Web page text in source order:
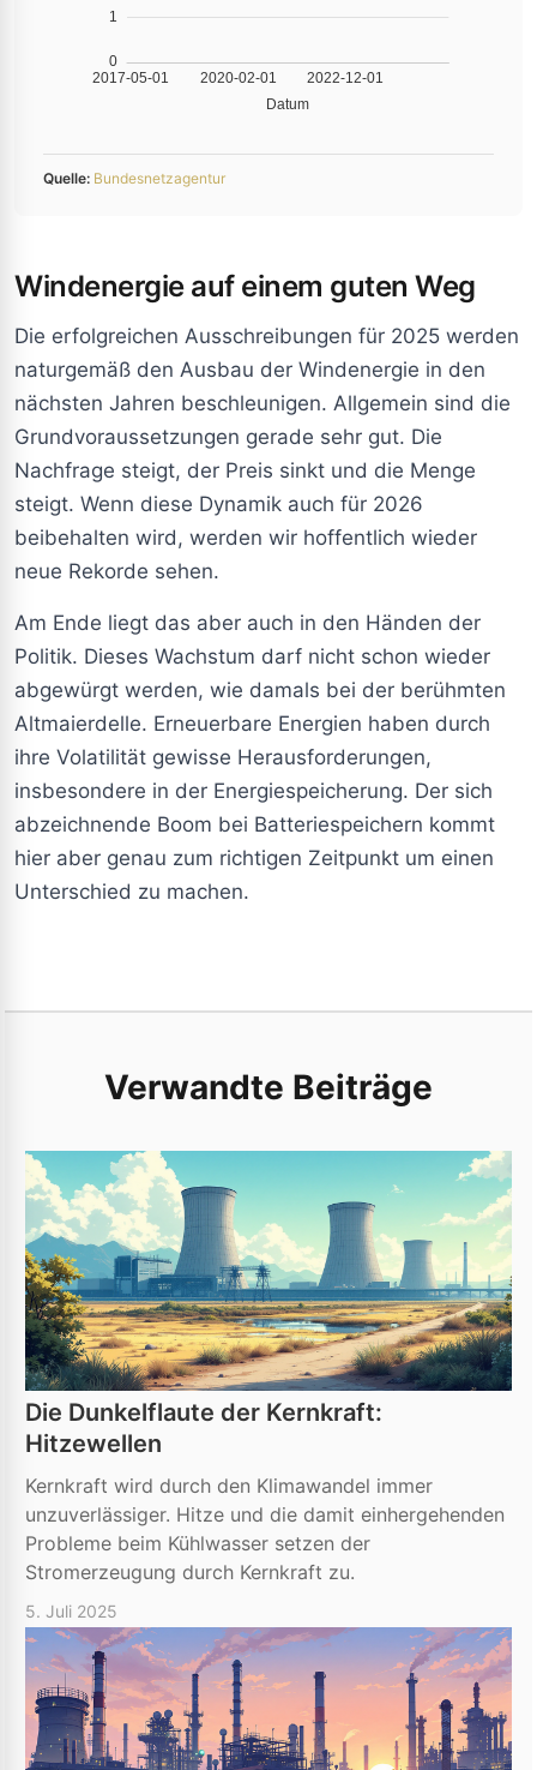
Quelle: Bundesnetzagentur
Windenergie auf einem guten Weg
Die erfolgreichen Ausschreibungen für 2025 werden
naturgemäß den Ausbau der Windenergie in den
nächsten Jahren beschleunigen. Allgemein sind die
Grundvoraussetzungen gerade sehr gut. Die
Nachfrage steigt, der Preis sinkt und die Menge
steigt. Wenn diese Dynamik auch für 2026
beibehalten wird, werden wir hoffentlich wieder
neue Rekorde sehen.
Am Ende liegt das aber auch in den Händen der
Politik. Dieses Wachstum darf nicht schon wieder
abgewürgt werden, wie damals bei der berühmten
Altmaierdelle. Erneuerbare Energien haben durch
ihre Volatilität gewisse Herausforderungen,
insbesondere in der Energiespeicherung. Der sich
abzeichnende Boom bei Batteriespeichern kommt
hier aber genau zum richtigen Zeitpunkt um einen
Unterschied zu machen.
Verwandte Beiträge
Die Dunkelflaute der Kernkraft:
Hitzewellen
Kernkraft wird durch den Klimawandel immer
unzuverlässiger. Hitze und die damit einhergehenden
Probleme beim Kühlwasser setzen der
Stromerzeugung durch Kernkraft zu.
5. Juli 2025